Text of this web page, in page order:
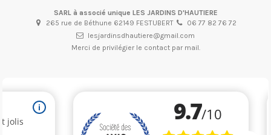
SARL à associé unique LES JARDINS D'HAUTIERE
265 rue de Béthune 62149 FESTUBERT
06 77 82 76 72
lesjardinsdhautiere@gmail.com
Merci de privilégier le contact par mail.